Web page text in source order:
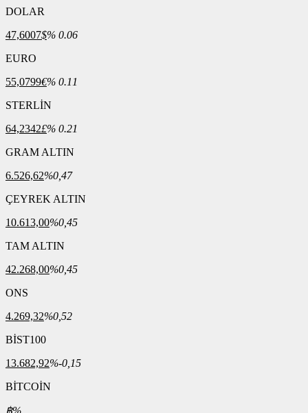
DOLAR
47,6007$% 0.06
EURO
55,0799€% 0.11
STERLİN
64,2342£% 0.21
GRAM ALTIN
6.526,62%0,47
ÇEYREK ALTIN
10.613,00%0,45
TAM ALTIN
42.268,00%0,45
ONS
4.269,32%0,52
BİST100
13.682,92%-0,15
BİTCOİN
฿%